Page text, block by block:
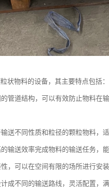
状物料的设备，其主要特点包括：
管道结构，可以有效防止物料在
送不同性质和粒径的颗粒物料，
输送效率完成物料的输送任务，
，可以在空间有限的场所进行安
成不同的输送路线，灵活配置，